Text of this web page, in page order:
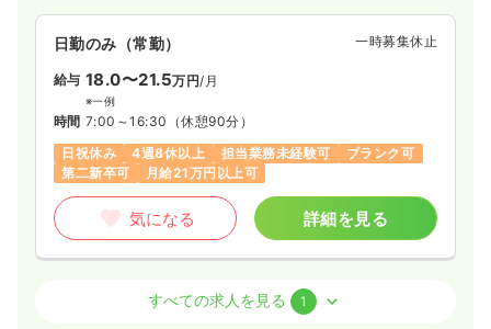
日勤のみ（常勤） 一時募集休止
給与 18.0〜21.5万円/月
※一例
時間 7:00～16:30 （休憩90分）
日祝休み
4週8休以上 担当業務未経験可
ブランク可
第二新卒可
月給21万円以上可
気になる 詳細を見る
保育園・学校正・准看護師
すべての求人を見る 1